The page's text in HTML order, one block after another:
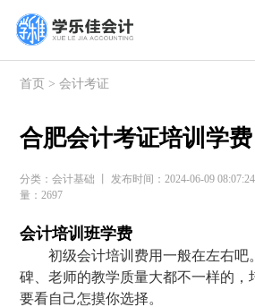
首页 >会计考证
合肥会计考证培训学费
分类：会计基础 丨 发布时间：2024-06-09
量：2697
会计培训班学费
初级会计培训费用一般在左右吧
碑、老师的教学质量大都不一样的，
要看自己怎摸你选择。